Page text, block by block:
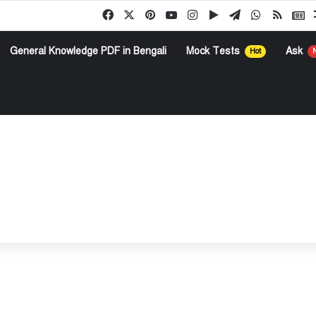
FacebookPinterestYouTubeInstagramGoogle Play
TelegramWhatsApp
RSS
General Knowledge PDF in Bengali Mock Tests Hot Ask